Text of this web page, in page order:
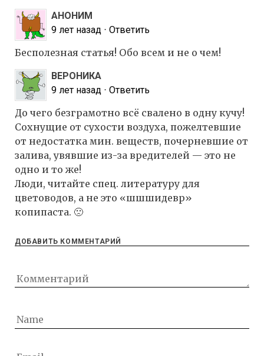
АНОНИМ
9 лет назад ⋅ Ответить
Бесполезная статья! Обо всем и не о чем!
ВЕРОНИКА
9 лет назад ⋅ Ответить
До чего безграмотно всё свалено в одну кучу!
Сохнущие от сухости воздуха, пожелтевшие
от недостатка мин. веществ, почерневшие от
залива, увявшие из-за вредителей — это не
одно и то же!
Люди, читайте спец. литературу для
цветоводов, а не это «шшшидевр»
копипаста. 🙁
ДОБАВИТЬ КОММЕНТАРИЙ